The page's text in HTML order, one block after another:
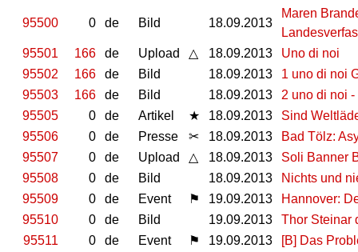
95500 0 de Bild 18.09.2013
Maren
95501
166 de Upload △ 18.09.2013
Uno di noi
95502
166 de Bild 18.09.2013
1 uno di noi
95503
166 de Bild 18.09.2013
2 uno di noi
95505
0 de Artikel ★ 18.09.2013
Sind
95506
0 de Presse ✂ 18.09.2013
Bad Tölz:
95507
0 de Upload △ 18.09.2013
Soli Banner
95508
0 de Bild 18.09.2013
Nichts und
95509
0 de Event ⚑ 19.09.2013
Hannover:
95510
0 de Bild 19.09.2013
Thor Steinar
95511
0 de Event ⚑ 19.09.2013
[B] Das